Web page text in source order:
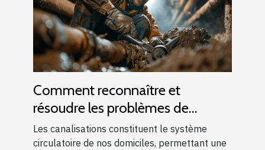
Comment reconnaître et
résoudre les problèmes de
canalisations bouchées
Les canalisations constituent le système
circulatoire de nos domiciles, permettant une